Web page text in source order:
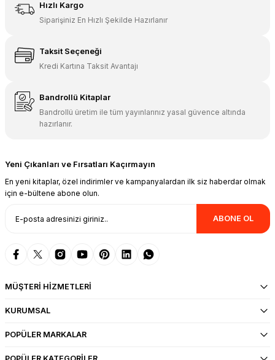
Hızlı Kargo
Siparişiniz En Hızlı Şekilde Hazırlanır
Taksit Seçeneği
Kredi Kartına Taksit Avantajı
Bandrollü Kitaplar
Bandrollü üretim ile tüm yayınlarınız yasal güvence altında
hazırlanır.
Yeni Çıkanları ve Fırsatları Kaçırmayın
En yeni kitaplar, özel indirimler ve kampanyalardan ilk siz haberdar olmak
için e-bültene abone olun.
ABONE OL
MÜŞTERİ HİZMETLERİ
KURUMSAL
POPÜLER MARKALAR